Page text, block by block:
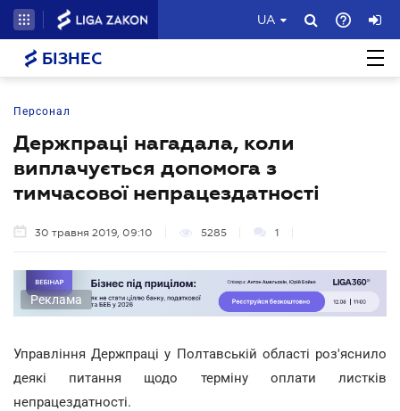
UA
БІЗНЕС
Персонал
Держпраці нагадала, коли
виплачується допомога з
тимчасової непрацездатності
30 травня 2019, 09:10 5285 1
Реклама
Управління Держпраці у Полтавській області роз'яснило
деякі питання щодо терміну оплати листків
непрацездатності.